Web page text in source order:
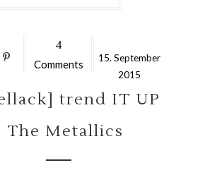
4
Comments 15.September
2015
trend IT UP
The Metallics